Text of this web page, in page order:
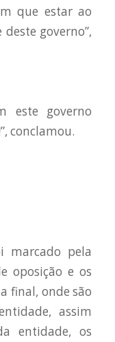
que estar ao
governo”,
este governo
conclamou.
marcado pela
oposição e os
final, onde são
assim
entidade, os